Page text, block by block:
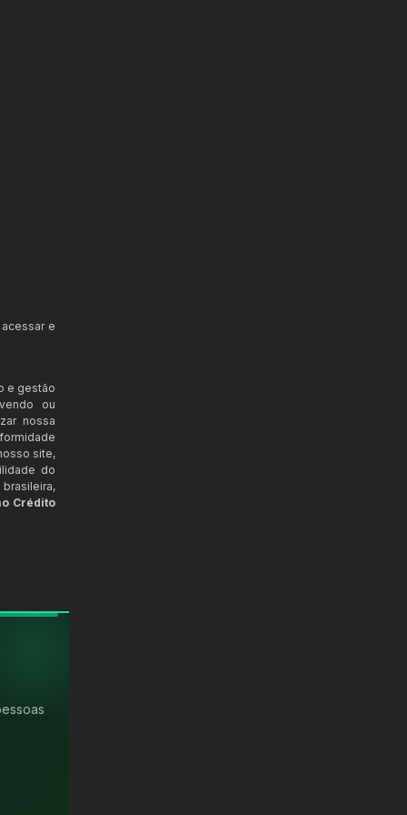
e
e gestão
ou
nossa
site,
do
Crédito